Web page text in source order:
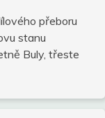
přeboru
stanu
Buly, třeste